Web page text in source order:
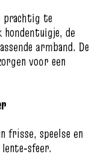
prachtig te
de
armband. De
voor een
frisse, speelse en